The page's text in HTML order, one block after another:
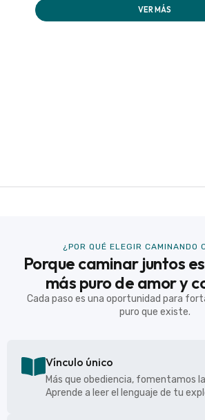
VER MÁS
¿POR QUÉ ELEGIR CAMINANDO
Porque caminar juntos
más puro de amor y
Cada paso es una oportunidad para
puro que existe.
Vínculo único
Más que obediencia, fomentamos
Aprende a leer el lenguaje de tu